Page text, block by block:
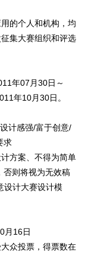
的个人和机构，均
集大赛组织和评选
年07月30日～
年10月30日。
计感强/富于创意/
求
方案、不得为简单
否则将视为无效稿
设计大赛设计模
月16日
众投票，得票数在